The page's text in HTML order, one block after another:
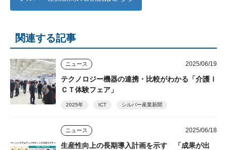
関連する記事
ニュース 2025/06/19
テクノロジー機器の連携・比較がわかる「介護Ｉ
ＣＴ体験フェア」
2025年 ICT シルバー産業新聞
ニュース 2025/06/18
生産性向上の長期導入計画を示す 「成果が出